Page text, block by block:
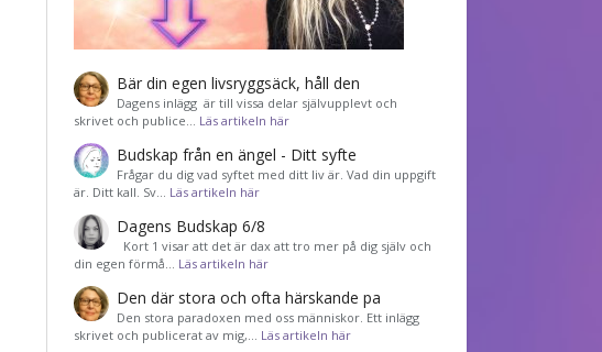
Bär din egen livsryggsäck, håll den
Dagens inlägg är till vissa delar självupplevt och
skrivet och publice… Läs artikeln här
Budskap från en ängel - Ditt syfte
Frågar du dig vad syftet med ditt liv är. Vad din uppgift
är. Ditt kall. Sv… Läs artikeln här
Dagens Budskap 6/8
Kort 1 visar att det är dax att tro mer på dig själv och
din egen förmå… Läs artikeln här
Den där stora och ofta härskande pa
Den stora paradoxen med oss människor. Ett inlägg
skrivet och publicerat av mig,… Läs artikeln här